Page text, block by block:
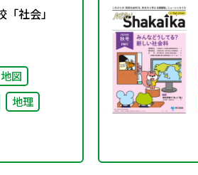
社会」
図
地理